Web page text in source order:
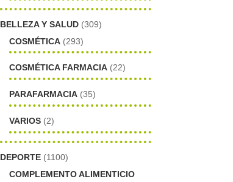
BELLEZA Y SALUD (309)
COSMÉTICA (293)
COSMÉTICA FARMACIA (22)
PARAFARMACIA (35)
VARIOS (2)
DEPORTE (1100)
COMPLEMENTO ALIMENTICIO